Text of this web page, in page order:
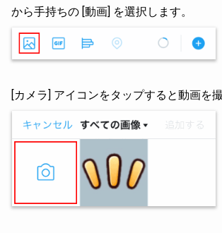
から手持ちの [動画] を選択します。
[カメラ] アイコンをタップすると動画を